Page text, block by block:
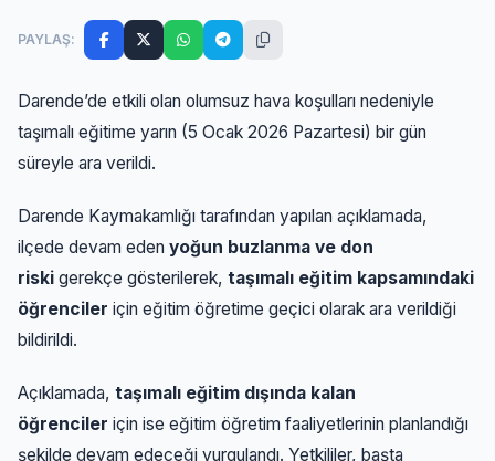
PAYLAŞ:
Darende’de etkili olan olumsuz hava koşulları nedeniyle
taşımalı eğitime yarın (5 Ocak 2026 Pazartesi) bir gün
süreyle ara verildi.
Darende Kaymakamlığı tarafından yapılan açıklamada,
ilçede devam eden yoğun buzlanma ve don
riski gerekçe gösterilerek, taşımalı eğitim kapsamındaki
öğrenciler için eğitim öğretime geçici olarak ara verildiği
bildirildi.
Açıklamada, taşımalı eğitim dışında kalan
öğrenciler için ise eğitim öğretim faaliyetlerinin planlandığı
şekilde devam edeceği vurgulandı. Yetkililer, başta